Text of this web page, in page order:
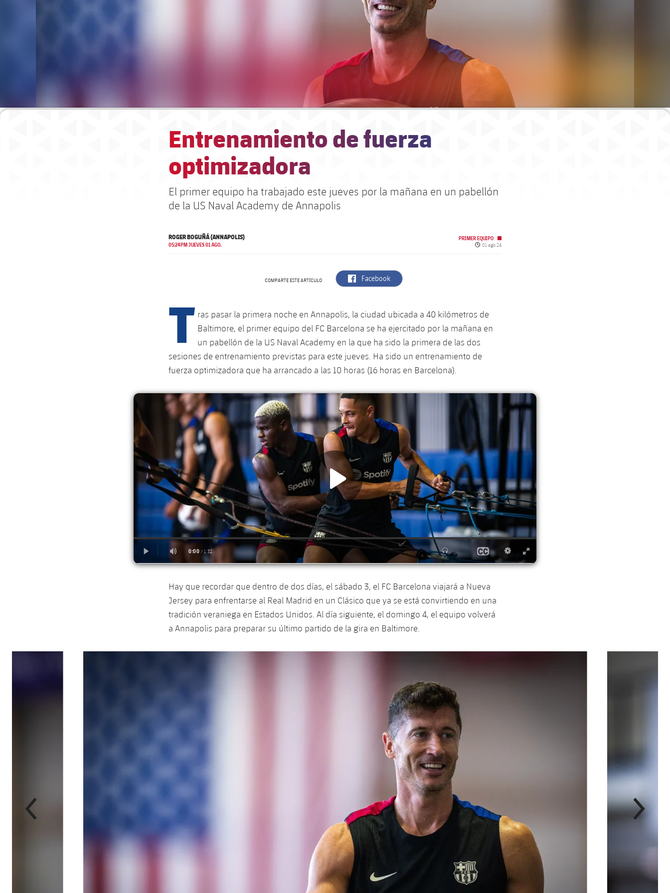
Entrenamiento de fuerza
optimizadora
El primer equipo ha trabajado este jueves por la mañana en un pabellón
de la US Naval Academy de Annapolis
ROGER BOGUÑÁ (ANNAPOLIS)
05:24PM JUEVES 01 AGO.
PRIMER EQUIPO
Fecha de publicación
01 ago 24
COMPARTE ESTE ARTÍCULO label.aria.facebook
Facebook
T ras pasar la primera noche en Annapolis, la ciudad ubicada a 40 kilómetros de
Baltimore, el primer equipo del FC Barcelona se ha ejercitado por la mañana en
un pabellón de la US Naval Academy en la que ha sido la primera de las dos
sesiones de entrenamiento previstas para este jueves. Ha sido un entrenamiento de
fuerza optimizadora que ha arrancado a las 10 horas (16 horas en Barcelona).
Hay que recordar que dentro de dos días, el sábado 3, el FC Barcelona viajará a Nueva
Jersey para enfrentarse al Real Madrid en un Clásico que ya se está convirtiendo en una
tradición veraniega en Estados Unidos. Al día siguiente, el domingo 4, el equipo volverá
a Annapolis para preparar su último partido de la gira en Baltimore.